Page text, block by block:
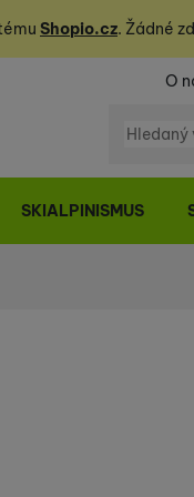
Shopio.cz. Žádné
O
SKIALPINISMUS